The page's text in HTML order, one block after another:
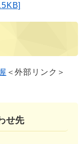
＜外部リンク＞
せ先